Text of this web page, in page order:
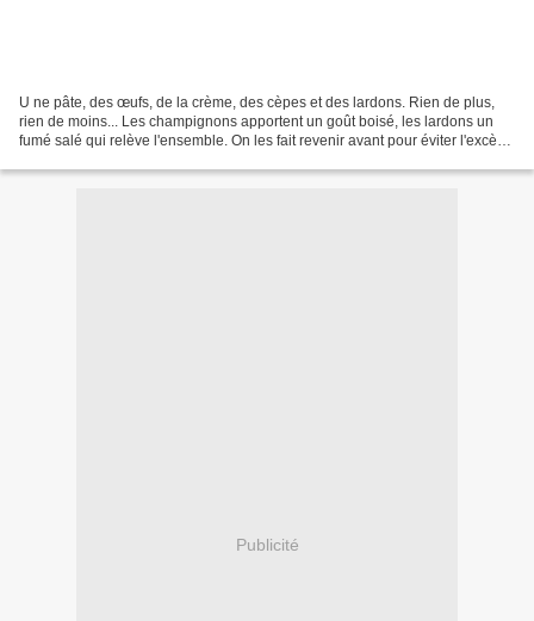
U ne pâte, des œufs, de la crème, des cèpes et des lardons. Rien de plus,
rien de moins... Les champignons apportent un goût boisé, les lardons un
fumé salé qui relève l'ensemble. On les fait revenir avant pour éviter l'excès
Publicité